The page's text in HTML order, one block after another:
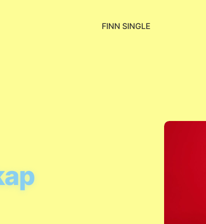
FINN SINGLE